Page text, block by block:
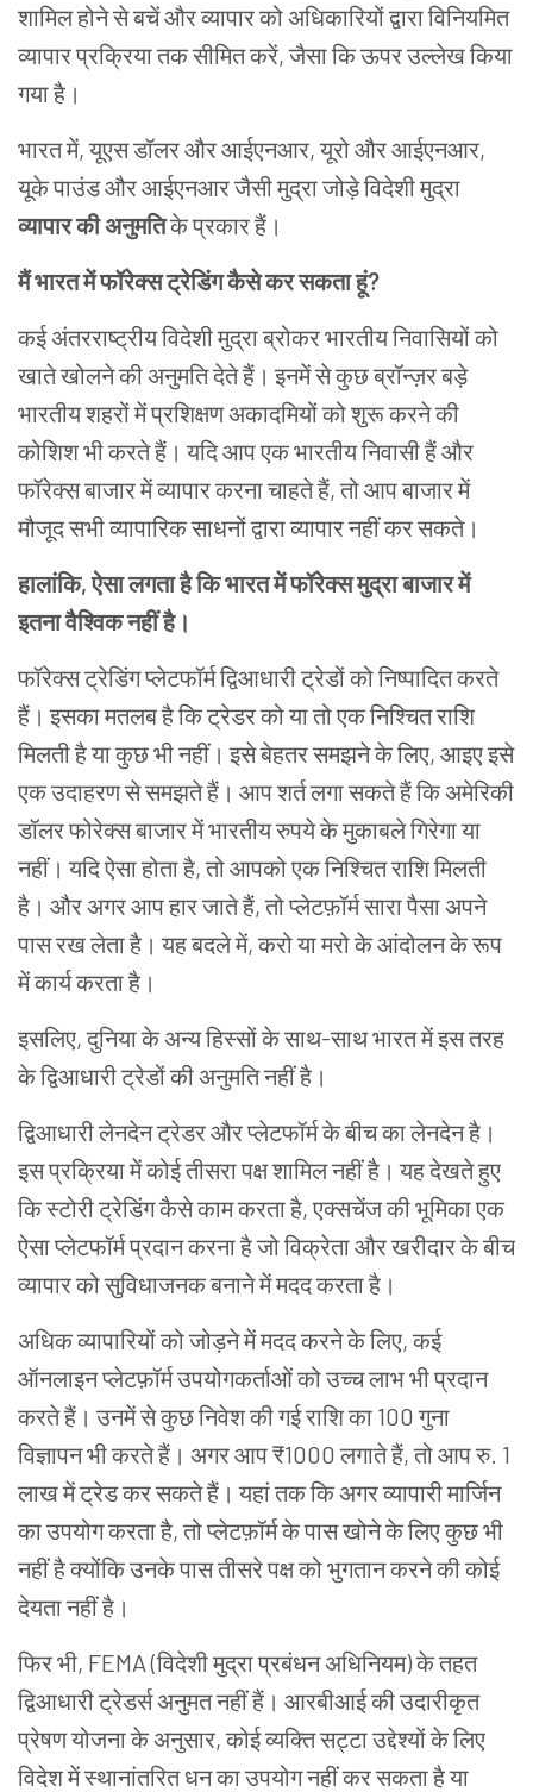
शामिल होने से बचें और व्यापार को अधिकारियों द्वारा विनियमित
व्यापार प्रक्रिया तक सीमित करें,जैसाकिऊपरउल्लेखकिया
गयाहै।
भारतमें,यूएसडॉलरऔरआईएनआर,यूरोऔरआईएनआर,
यूकेपाउंडऔरआईएनआरजैसीमुद्राजोड़ेविदेशीमुद्रा
व्यापार की अनुमतिकेप्रकारहैं।
मैंभारतमेंफॉरेक्स ट्रेडिंगकैसेकरसकताहूं?
कईअंतरराष्ट्रीयविदेशीमुद्राब्रोकरभारतीयनिवासियोंको
खातेखोलनेकीअनुमतिदेतेहैं। इनमेंसेकुछब्रॉन्ज़रबड़े
भारतीयशहरोंमेंप्रशिक्षण अकादमियों कोशुरूकरनेकी
कोशिशभीकरतेहैं। यदिआपएकभारतीयनिवासीहैंऔर
फॉरेक्सबाजारमेंव्यापारकरनाचाहतेहैं,तोआपबाजारमें
मौजूदसभीव्यापारिकसाधनोंद्वाराव्यापारनहींकरसकते।
हालांकि,ऐसालगताहैकिभारत में फॉरेक्समुद्राबाजारमें
इतनावैश्विकनहींहै।
फॉरेक्सट्रेडिंगप्लेटफॉर्मद्विआधारीट्रेडोंकोनिष्पादितकरते
हैं। इसकामतलबहैकिट्रेडरकोयातोएकनिश्चितराशि
मिलतीहैयाकुछभीनहीं। इसेबेहतरसमझनेकेलिए, आइएइसे
एकउदाहरणसे समझते हैं। आपशर्तलगासकतेहैंकिअमेरिकी
डॉलरफोरेक्सबाजारमेंभारतीयरुपयेकेमुकाबलेगिरेगाया
नहीं। यदिऐसाहोताहै,तोआपकोएकनिश्चितराशिमिलती
है। औरअगरआपहारजातेहैं,तोप्लेटफ़ॉर्मसारापैसाअपने
पास रख लेता है।यहबदलेमें, करो या मरो केआंदोलनकेरूप
मेंकार्यकरताहै।
इसलिए,दुनियाकेअन्यहिस्सोंकेसाथ-साथभारतमेंइस तरह
के द्विआधारीट्रेडोंकीअनुमतिनहींहै।
द्विआधारी लेनदेनट्रेडरऔरप्लेटफॉर्मकेबीचकालेनदेनहै।
इसप्रक्रियामेंकोईतीसरापक्षशामिलनहींहै। यहदेखतेहुए
किस्टोरी ट्रेडिंगकैसेकामकरताहै,एक्सचेंजकीभूमिकाएक
ऐसाप्लेटफॉर्मप्रदानकरनाहैजोविक्रेताऔरखरीदारकेबीच
व्यापारकोसुविधाजनकबनानेमेंमददकरताहै।
अधिकव्यापारियोंकोजोड़नेमेंमददकरनेकेलिए,कई
ऑनलाइनप्लेटफ़ॉर्मउपयोगकर्ताओंकोउच्चलाभभीप्रदान
करतेहैं। उनमेंसेकुछनिवेशकीगईराशिका 100गुना
विज्ञापनभीकरतेहैं। अगरआप₹1000लगातेहैं,तोआपरु. 1
लाखमेंट्रेडकरसकतेहैं। यहांतककिअगरव्यापारीमार्जिन
काउपयोगकरताहै,तोप्लेटफ़ॉर्मकेपासखोनेकेलिएकुछभी
नहींहैक्योंकिउनकेपासतीसरेपक्षकोभुगतानकरनेकीकोई
देयतानहींहै।
फिरभी, FEMA (विदेशीमुद्राप्रबंधनअधिनियम)केतहत
द्विआधारीट्रेडर्सअनुमतनहींहैं। आरबीआईकीउदारीकृत
प्रेषणयोजनाकेअनुसार,कोईव्यक्तिसट्टाउद्देश्योंकेलिए
विदेशमेंस्थानांतरित धनकाउपयोगनहींकरसकताहैया